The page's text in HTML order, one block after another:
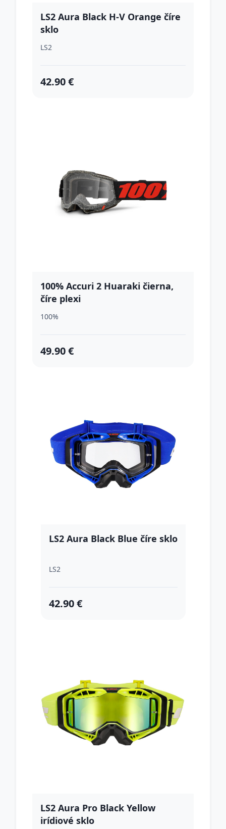
LS2 Aura Black H-V Orange číre
sklo
LS2
42.90 €
100% Accuri 2 Huaraki čierna,
číre plexi
100%
49.90 €
LS2 Aura Black Blue číre sklo
LS2
42.90 €
LS2 Aura Pro Black Yellow
irídiové sklo